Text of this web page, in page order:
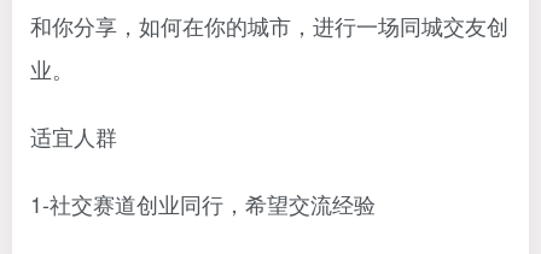
和你分享，如何在你的城市，进行一场同城交友创
业。
适宜人群
1-社交赛道创业同行，希望交流经验